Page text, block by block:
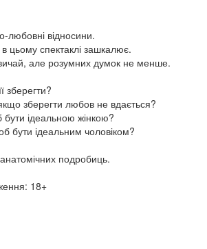
любовні відносини.
в цьому спектаклі зашкалює.
але розумних думок не менше.
зберегти?
зберегти любов не вдається?
ідеальною жінкою?
бути ідеальним чоловіком?
подробиць.
18+